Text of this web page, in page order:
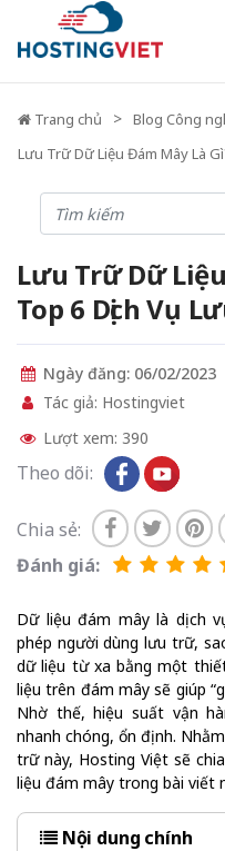
Trang chủ
Blog Công
Lưu Trữ Dữ Liệu Đám Mây Là
Lưu Trữ Dữ
Top 6 Dịch Vụ
Ngày đăng: 06/02/2023
Tác giả: Hostingviet
Lượt xem: 390
Theo dõi:
Chia sẻ:
Đánh giá:
Dữ liệu đám mây là dịch
phép người dùng lưu trữ,
dữ liệu từ xa bằng một
liệu trên đám mây sẽ giúp
Nhờ thế, hiệu suất vận
nhanh chóng, ổn định.
trữ này, Hosting Việt sẽ
liệu đám mây trong bài viết
Nội dung chính